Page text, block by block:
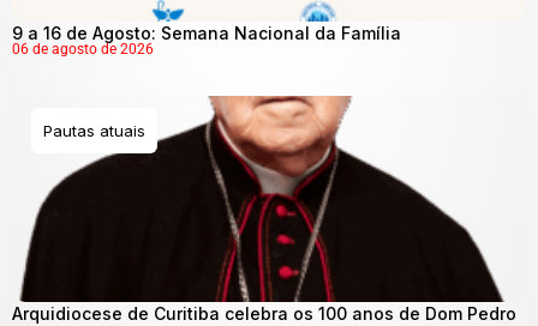
9 a 16 de Agosto: Semana Nacional da Família
06 de agosto de 2026
Pautas atuais
Arquidiocese de Curitiba celebra os 100 anos de Dom Pedro